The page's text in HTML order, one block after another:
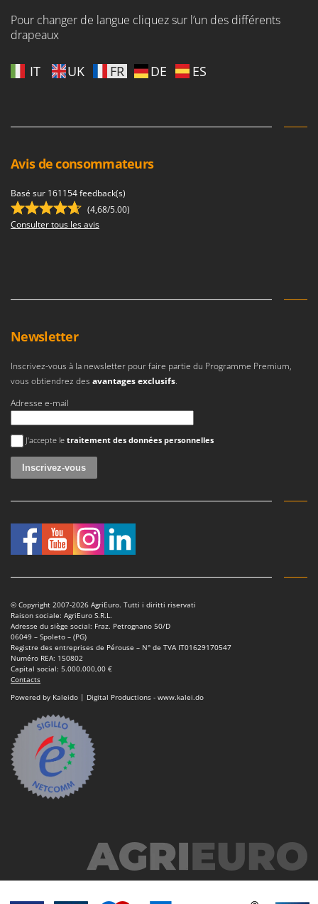
P
Palazzetti
Palumbo Pavi
Partisani
Paterlini
Pramac
R
R.G.V.
Rato
Reber
Ritter
River Systems
Robomow
Rossofuoco
Rover Pompe
Royal Food
Ryobi
S
Santos
Sbaraglia
Shark
Silky
Simatech
Sirman
Skil
Smartwood
Smeg
Snapper
Solidur
Spring Protezione
Pour changer de langue cliquez sur l’un des différents
drapeaux
IT UK FR DE ES
Avis de consommateurs
Basé sur 161154 feedback(s)
(4,68/5.00)
Consulter tous les avis
Newsletter
Inscrivez-vous à la newsletter pour faire partie du Programme Premium,
vous obtiendrez des avantages exclusifs.
Adresse e-mail
Une erreur est survenue
J'accepte le traitement des données personnelles
© Copyright 2007-2026 AgriEuro. Tutti i diritti riservati
Raison sociale: AgriEuro S.R.L.
Adresse du siège social: Fraz. Petrognano 50/D
06049 – Spoleto – (PG)
Registre des entreprises de Pérouse – N° de TVA IT01629170547
Numéro REA: 150802
Capital social: 5.000.000,00 €
Contacts
Powered by Kaleido | Digital Productions - www.kalei.do